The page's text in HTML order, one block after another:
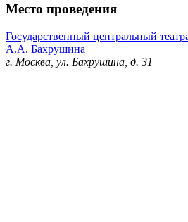
Место проведения
Государственный центральный
А.А. Бахрушина
г. Москва, ул. Бахрушина, д. 31